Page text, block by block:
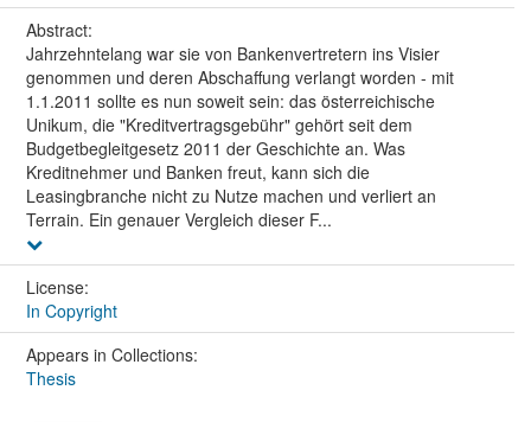
Abstract:
Jahrzehntelang war sie von Bankenvertretern ins Visier
genommen und deren Abschaffung verlangt worden - mit
1.1.2011 sollte es nun soweit sein: das österreichische
Unikum, die "Kreditvertragsgebühr" gehört seit dem
Budgetbegleitgesetz 2011 der Geschichte an. Was
Kreditnehmer und Banken freut, kann sich die
Leasingbranche nicht zu Nutze machen und verliert an
Terrain. Ein genauer Vergleich dieser F...
License:
In Copyright
Appears in Collections:
Thesis